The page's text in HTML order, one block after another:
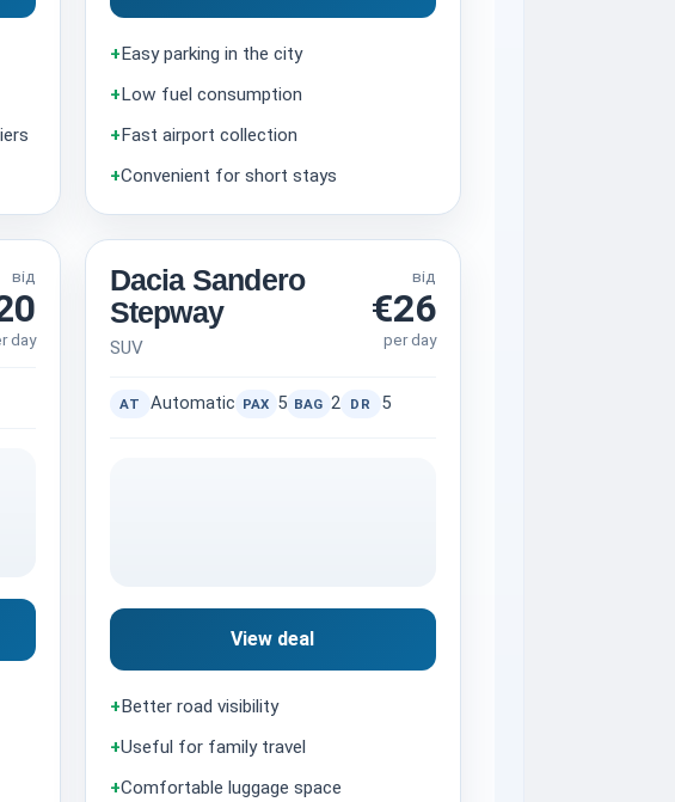
+Easy parking in the city
+Low fuel consumption
+Fast airport collection
+Convenient for short stays
від
day
Dacia Sandero
Stepway
SUV
від
€26
per day
AT Automatic PAX 5 BAG 2 DR 5
View deal
+Better road visibility
+Useful for family travel
+Comfortable luggage space